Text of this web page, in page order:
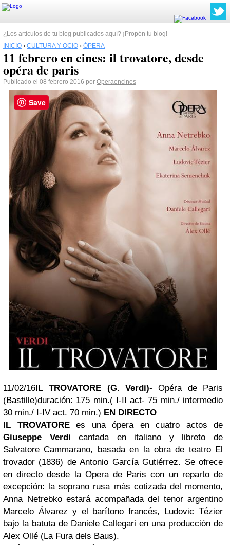
¿Los artículos de tu blog publicados aquí? ¡Propón tu blog!
INICIO › CULTURA Y OCIO › ÓPERA
11 febrero en cines: il trovatore, desde
opéra de paris
Publicado el 08 febrero 2016 por Operaencines
11/02/16IL TROVATORE (G. Verdi)- Opéra de Paris
(Bastille)duración: 175 min.( I-II act- 75 min./ intermedio
30 min./ I-IV act. 70 min.) EN DIRECTO
IL TROVATOREes una ópera en cuatro actos de
Giuseppe Verdi cantada en italiano y libreto de
Salvatore Cammarano, basada en la obra de teatro El
trovador (1836) de Antonio García Gutiérrez. Se ofrece
en directo desde la Opera de Paris con un reparto de
excepción: la soprano rusa más cotizada del momento,
Anna Netrebko estará acompañada del tenor argentino
Marcelo Álvarez y el barítono francés, Ludovic Tézier
bajo la batuta de Daniele Callegari en una producción de
Alex Ollé (La Fura dels Baus).
Save